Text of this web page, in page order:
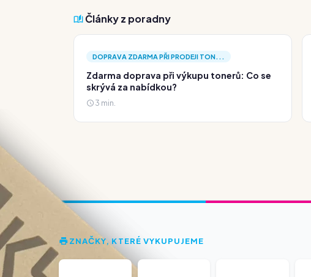
Články z poradny
DOPRAVA ZDARMA PŘI PRODEJI TON...
Zdarma doprava při výkupu tonerů: Co se
skrývá za nabídkou?
3 min.
ZNAČKY, KTERÉ VYKUPUJEME